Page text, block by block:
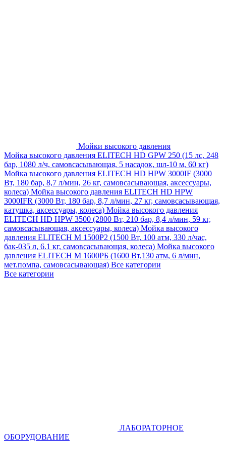
Мойки высокого давления
Мойка высокого давления ELITECH HD GPW 250 (15 лс, 248
бар, 1080 л/ч, самовсасывающая, 5 насадок, шл-10 м, 60 кг)
Мойка высокого давления ELITECH HD HPW 3000IF (3000
Вт, 180 бар, 8,7 л/мин, 26 кг, самовсасывающая, аксессуары,
колеса) Мойка высокого давления ELITECH HD HPW
3000IFR (3000 Вт, 180 бар, 8,7 л/мин, 27 кг, самовсасывающая,
катушка, аксессуары, колеса) Мойка высокого давления
ELITECH HD HPW 3500 (2800 Вт, 210 бар, 8,4 л/мин, 59 кг,
самовсасывающая, аксессуары, колеса) Мойка высокого
давления ELITECH M 1500P2 (1500 Вт, 100 атм, 330 л/час,
бак-035 л, 6.1 кг, самовсасывающая, колеса) Мойка высокого
давления ELITECH М 1600РБ (1600 Вт,130 атм, 6 л/мин,
мет.помпа, самовсасывающая) Все категории
Все категории
ЛАБОРАТОРНОЕ
ОБОРУДОВАНИЕ